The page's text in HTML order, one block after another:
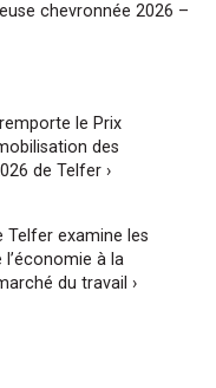
chevronnée 2026 –
le Prix
des
de Telfer ›
Telfer examine les
à la
du travail ›